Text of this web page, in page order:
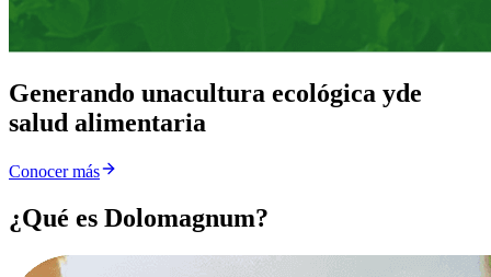
Generando unacultura ecológica yde
salud alimentaria
Conocer más
¿Qué es Dolomagnum?